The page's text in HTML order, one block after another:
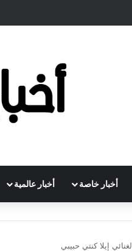
أخبار خاصة أخبار عالمية
إيلا كنتي حبيبي